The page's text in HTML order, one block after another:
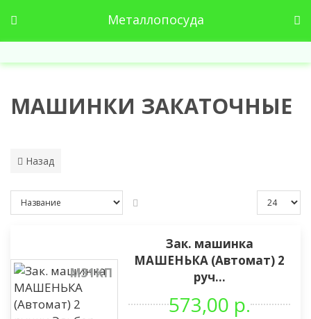
Металлопосуда
МАШИНКИ ЗАКАТОЧНЫЕ
Назад
М31КП
Зак. машинка
МАШЕНЬКА (Автомат) 2
руч...
573,00 р.